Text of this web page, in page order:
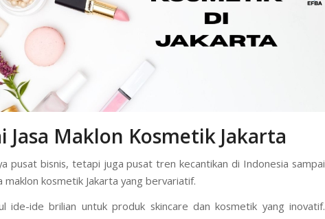
Jasa Maklon Kosmetik Jakarta
pusat bisnis, tetapi juga pusat tren kecantikan di Indonesia sampai
maklon kosmetik Jakarta yang bervariatif.
ide-ide brilian untuk produk skincare dan kosmetik yang inovatif.